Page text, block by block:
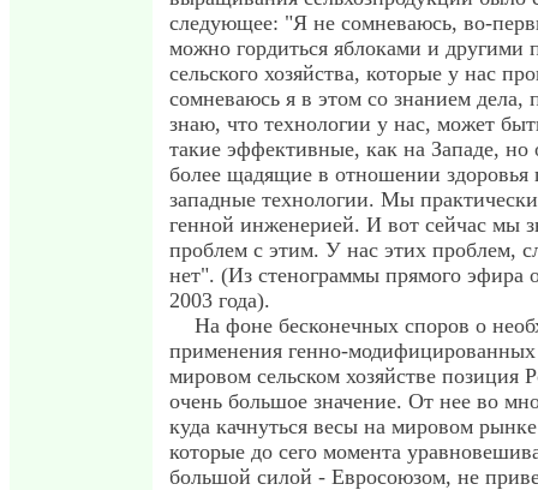
следующее: "Я не сомневаюсь, во-
можно гордиться яблоками и другими
сельского хозяйства, которые у нас
сомневаюсь я в этом со знанием дела,
знаю, что технологии у нас, может
такие эффективные, как на Западе, но
более щадящие в отношении здоровья
западные технологии. Мы
генной инженерией. И вот сейчас мы
проблем с этим. У нас этих проблем,
нет". (Из стенограммы прямого эфира
2003 года).
На фоне бесконечных споров о
применения генно-модифицированных
мировом сельском хозяйстве позиция
очень большое значение. От нее во
куда качнуться весы на мировом
которые до сего момента
большой силой - Евросоюзом, не